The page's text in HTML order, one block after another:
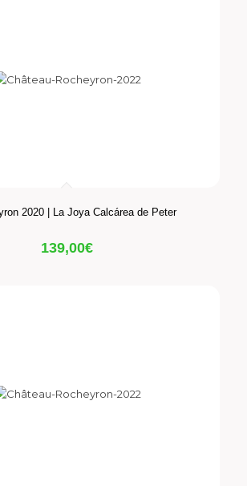
2020 | La Joya Calcárea de Peter
139,00€